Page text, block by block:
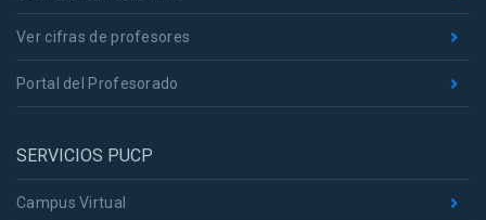
Ver cifras de profesores
Portal del Profesorado
SERVICIOS PUCP
Campus Virtual